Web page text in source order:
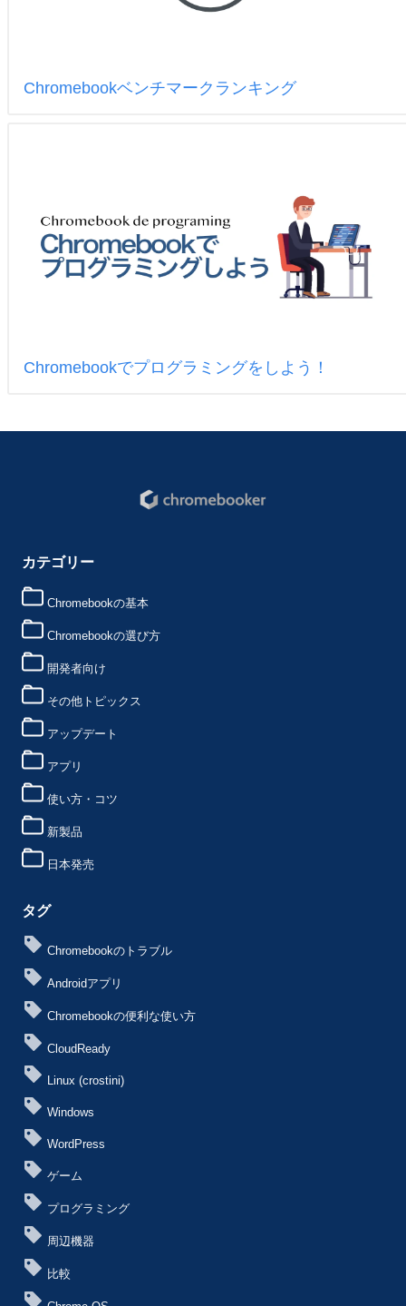
Chromebookベンチマークランキング
Chromebookでプログラミングをしよう！
カテゴリー
Chromebookの基本
Chromebookの選び方
開発者向け
その他トピックス
アップデート
アプリ
使い方・コツ
新製品
日本発売
タグ
Chromebookのトラブル
Androidアプリ
Chromebookの便利な使い方
CloudReady
Linux (crostini)
Windows
WordPress
ゲーム
プログラミング
周辺機器
比較